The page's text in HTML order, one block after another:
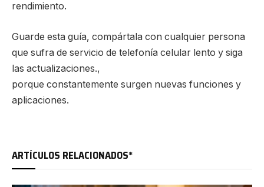
rendimiento.
Guarde esta guía, compártala con cualquier persona
que sufra de servicio de telefonía celular lento y siga
las actualizaciones.,
porque constantemente surgen nuevas funciones y
aplicaciones.
ARTÍCULOS RELACIONADOS*